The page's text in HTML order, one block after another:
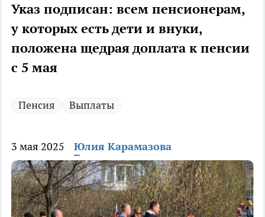
Указ подписан: всем пенсионерам,
у которых есть дети и внуки,
положена щедрая доплата к пенсии
с 5 мая
Пенсия Выплаты
3 мая 2025 Юлия Карамазова